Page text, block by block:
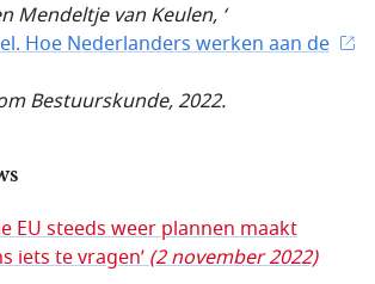
Mendeltje van Keulen, ‘
Hoe Nederlanders werken aan de
Bestuurskunde, 2022.
EU steeds weer plannen maakt
iets te vragen’(2 november 2022)